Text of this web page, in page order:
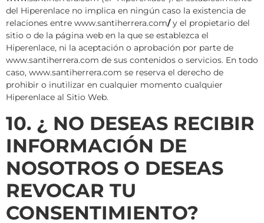
del Hiperenlace no implica en ningún caso la existencia de
relaciones entre www.santiherrera.com/y el propietario del
sitio o de la página web en la que se establezca el
Hiperenlace, ni la aceptación o aprobación por parte de
www.santiherrera.com de sus contenidos o servicios. En todo
caso, www.santiherrera.com se reserva el derecho de
prohibir o inutilizar en cualquier momento cualquier
Hiperenlace al Sitio Web.
10. ¿ NO DESEAS RECIBIR
INFORMACIÓN DE
NOSOTROS O DESEAS
REVOCAR TU
CONSENTIMIENTO?